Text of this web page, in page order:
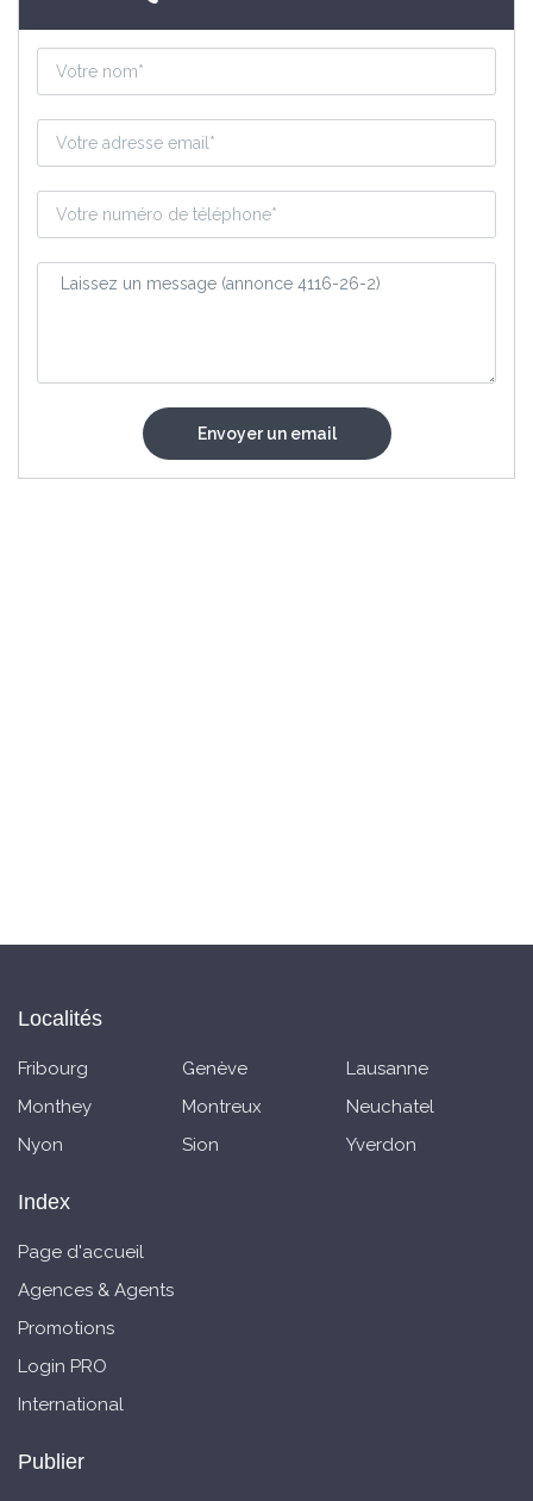
Localités
Fribourg Genève
Lausanne
Monthey
Montreux
Neuchatel
Nyon
Sion Yverdon
Index
Page d'accueil
Agences & Agents
Promotions
Login PRO
International
Publier